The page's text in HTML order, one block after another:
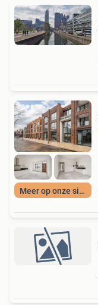
Meer op onze site